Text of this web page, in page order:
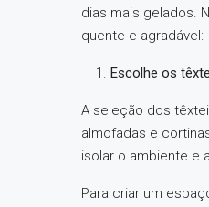
dias mais gelados.
quente e agradável:
Escolhe os
A seleção dos
almofadas e
isolar o ambiente e
Para criar um